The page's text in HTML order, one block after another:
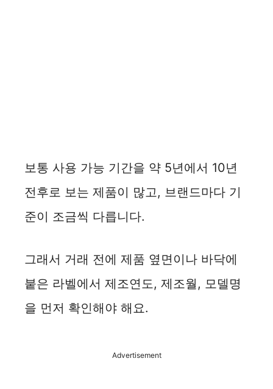
보통 사용 가능 기간을 약 5년에서 10년
전후로 보는 제품이 많고, 브랜드마다 기
준이 조금씩 다릅니다.
그래서 거래 전에 제품 옆면이나 바닥에
붙은 라벨에서 제조연도, 제조월, 모델명
을 먼저 확인해야 해요.
Advertisement